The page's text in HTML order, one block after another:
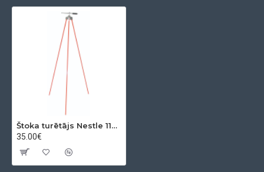
Štoka turētājs Nestle 11901000
35.00€